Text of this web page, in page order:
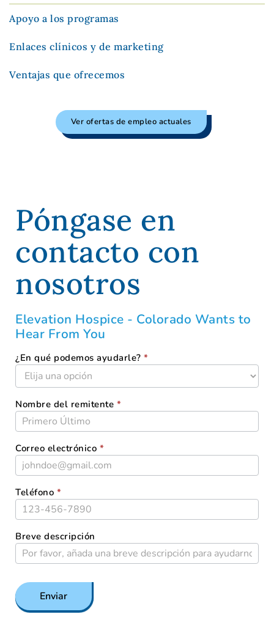
Apoyo a los programas
Enlaces clínicos y de marketing
Ventajas que ofrecemos
Ver ofertas de empleo actuales
Póngase en
contacto con
nosotros
Elevation Hospice - Colorado Wants to
Hear From You
ELEVATION-
CO-
CONTACT-
US-
REFERRAL
¿En qué podemos ayudarle? *
Nombre del remitente *
Correo electrónico *
Teléfono *
Breve descripción
Enviar